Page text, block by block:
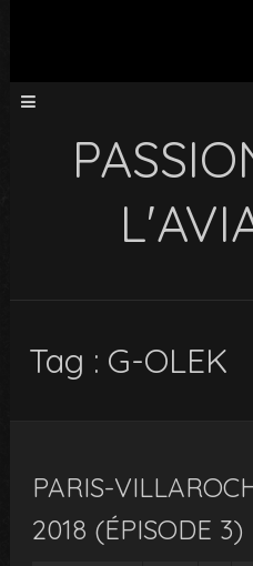
Tag : G-OLEK
PARIS-
2018 (ÉPISODE 3)